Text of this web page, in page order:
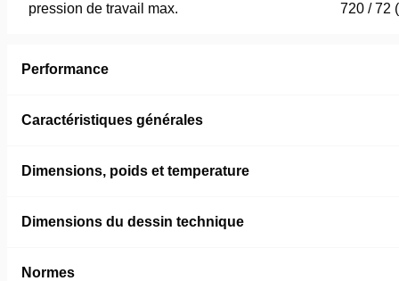
pression de travail max. 720 / 72
Performance
Caractéristiques générales
Dimensions, poids et temperature
Dimensions du dessin technique
Normes